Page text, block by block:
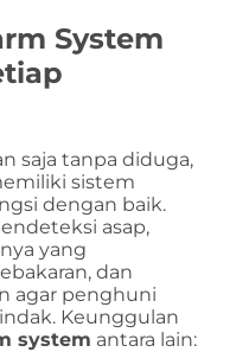
System
saja tanpa diduga,
sistem
dengan baik.
asap,
yang
dan
agar penghuni
Keunggulan
system antara lain: